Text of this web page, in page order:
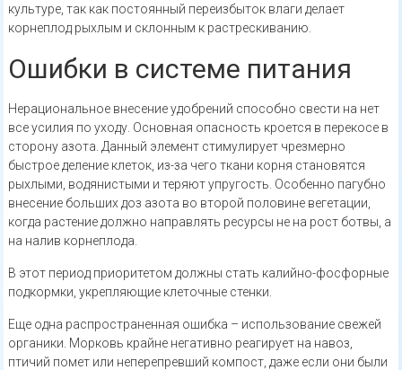
культуре, так как постоянный переизбыток влаги делает
корнеплод рыхлым и склонным к растрескиванию.
Ошибки в системе питания
Нерациональное внесение удобрений способно свести на нет
все усилия по уходу. Основная опасность кроется в перекосе в
сторону азота. Данный элемент стимулирует чрезмерно
быстрое деление клеток, из-за чего ткани корня становятся
рыхлыми, водянистыми и теряют упругость. Особенно пагубно
внесение больших доз азота во второй половине вегетации,
когда растение должно направлять ресурсы не на рост ботвы, а
на налив корнеплода.
В этот период приоритетом должны стать калийно-фосфорные
подкормки, укрепляющие клеточные стенки.
Еще одна распространенная ошибка – использование свежей
органики. Морковь крайне негативно реагирует на навоз,
птичий помет или неперепревший компост, даже если они были